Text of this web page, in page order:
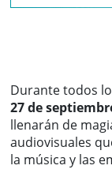
Durante todos
27 de
llenarán de
audiovisuales
la música y las